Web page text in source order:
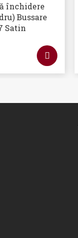
închidere
Bussare
Satin